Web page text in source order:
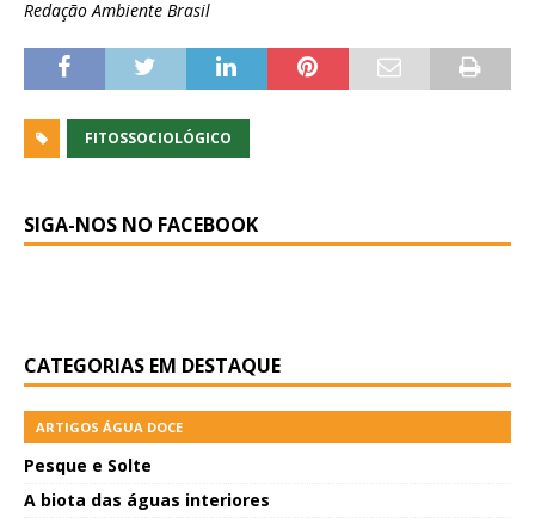
Redação Ambiente Brasil
FITOSSOCIOLÓGICO
SIGA-NOS NO FACEBOOK
CATEGORIAS EM DESTAQUE
ARTIGOS ÁGUA DOCE
Pesque e Solte
A biota das águas interiores